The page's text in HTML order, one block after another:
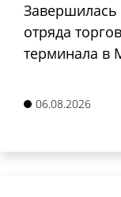
Завершилась
отряда
терминала в
06.08.2026